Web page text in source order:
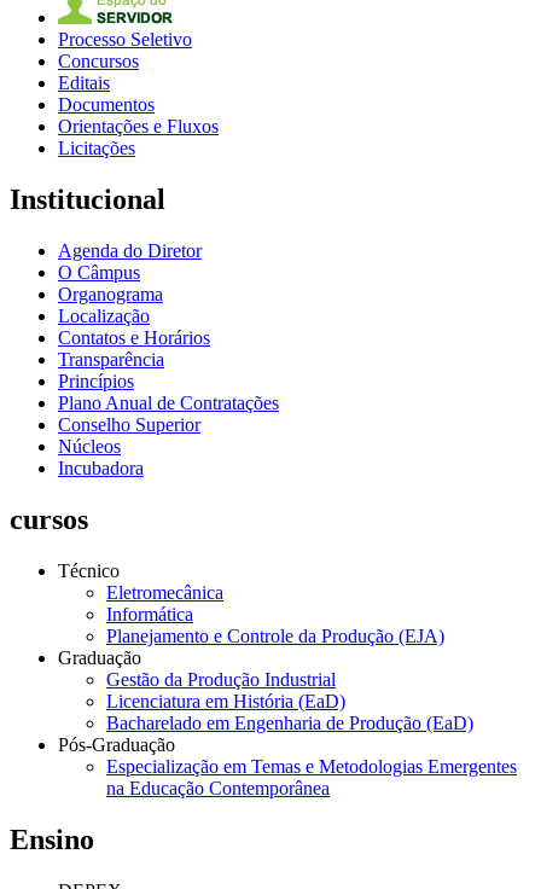
Processo Seletivo
Concursos
Editais
Documentos
Orientações e Fluxos
Licitações
Institucional
Agenda do Diretor
O Câmpus
Organograma
Localização
Contatos e Horários
Transparência
Princípios
Plano Anual de Contratações
Conselho Superior
Núcleos
Incubadora
cursos
Técnico
Eletromecânica
Informática
Planejamento e Controle da Produção (EJA)
Graduação
Gestão da Produção Industrial
Licenciatura em História (EaD)
Bacharelado em Engenharia de Produção (EaD)
Pós-Graduação
Especialização em Temas e Metodologias Emergentes
na Educação Contemporânea
Ensino